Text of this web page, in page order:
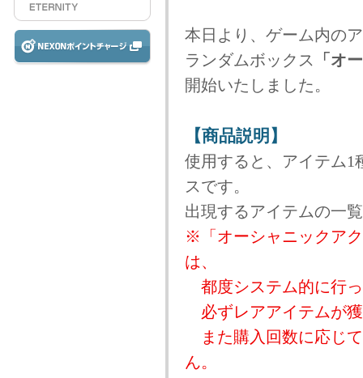
本日より、ゲーム内の
ランダムボックス 「オ
開始いたしました。
【商品説明】
使用すると、アイテム1
スです。
出現するアイテムの一
※「オーシャニックア
は、
都度システム的に行
必ずレアアイテムが
また購入回数に応じ
ん。